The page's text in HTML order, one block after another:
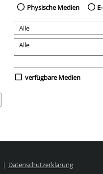
Physische Medien
verfügbare Medien
Datenschutzerklärung